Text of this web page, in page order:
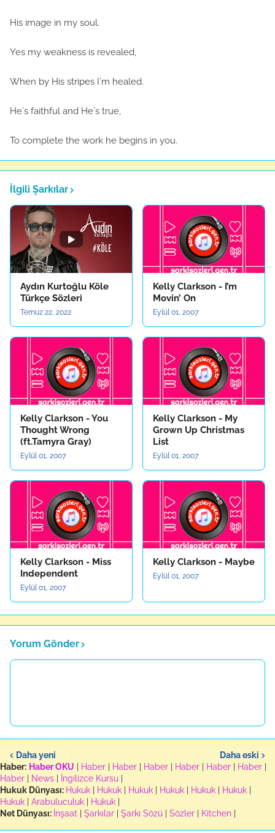
His image in my soul.
Yes my weakness is revealed,
When by His stripes I`m healed.
He`s faithful and He`s true,
To complete the work he begins in you.
İlgili Şarkılar
Aydın Kurtoğlu Köle
Türkçe Sözleri
Temuz 22, 2022
Kelly Clarkson - I’m
Movin’ On
Eylül 01, 2007
Kelly Clarkson - You
Thought Wrong
(ft.Tamyra Gray)
Eylül 01, 2007
Kelly Clarkson - My
Grown Up Christmas
List
Eylül 01, 2007
Kelly Clarkson - Miss
Independent
Eylül 01, 2007
Kelly Clarkson - Maybe
Eylül 01, 2007
Yorum Gönder
Daha yeni
Daha eski
Haber: Haber OKU Haber Haber Haber Haber Haber Haber
Haber
News İngilizce Kursu
Hukuk Dünyası: Hukuk Hukuk Hukuk Hukuk Hukuk Hukuk
Hukuk
Arabuluculuk Hukuk
Net Dünyası: İnşaat Şarkılar Şarkı Sözü Sözler Kitchen